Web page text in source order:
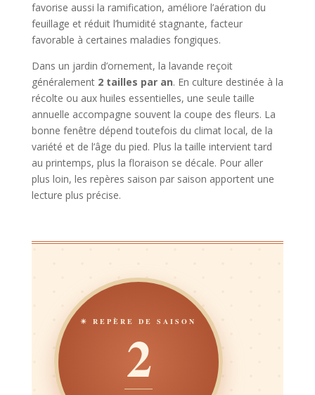
favorise aussi la ramification, améliore l’aération du
feuillage et réduit l’humidité stagnante, facteur
favorable à certaines maladies fongiques.
Dans un jardin d’ornement, la lavande reçoit
généralement 2 tailles par an. En culture destinée à la
récolte ou aux huiles essentielles, une seule taille
annuelle accompagne souvent la coupe des fleurs. La
bonne fenêtre dépend toutefois du climat local, de la
variété et de l’âge du pied. Plus la taille intervient tard
au printemps, plus la floraison se décale. Pour aller
plus loin, les repères saison par saison apportent une
lecture plus précise.
☀ REPÈRE DE SAISON
2